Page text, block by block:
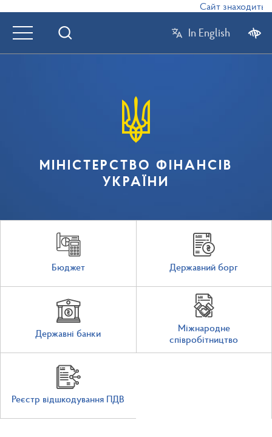
Сайт
In English
МІНІСТЕРСТВО ФІНАНСІВ
УКРАЇНИ
Бюджет Державний борг
Державні банки
Міжнародне
співробітництво
Реєстр відшкодування ПДВ